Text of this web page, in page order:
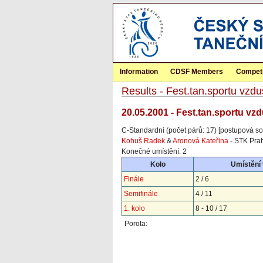
Information CDSF Members
Results - Fest.tan.sportu
20.05.2001 - Fest.tan.sportu
C-Standardní (počet párů: 17) [postupová
Kohuš Radek &Aronová Kateřina - STK
Konečné umístění: 2
Kolo
Umístění
Finále
2 / 6
Semifinále
4 / 11
1. kolo
8 - 10 / 17
Porota: